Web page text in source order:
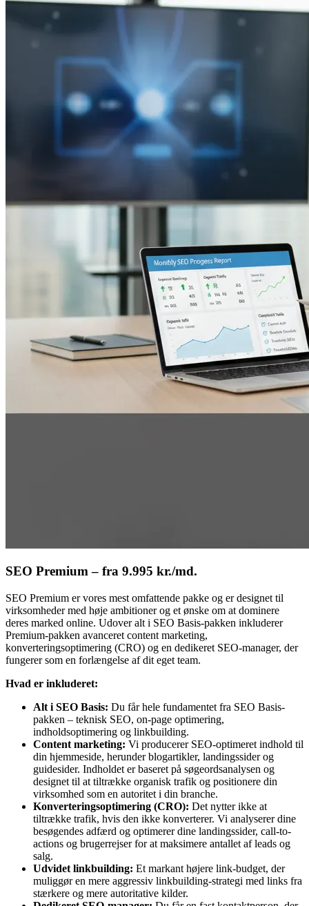
SEO Premium – fra 9.995 kr./md.
SEO Premium er vores mest omfattende pakke og er designet til
virksomheder med høje ambitioner og et ønske om at dominere
deres marked online. Udover alt i SEO Basis-pakken inkluderer
Premium-pakken avanceret content marketing,
konverteringsoptimering (CRO) og en dedikeret SEO-manager, der
fungerer som en forlængelse af dit eget team.
Hvad er inkluderet:
Alt i SEO Basis: Du får hele fundamentet fra SEO Basis-
pakken – teknisk SEO, on-page optimering,
indholdsoptimering og linkbuilding.
Content marketing: Vi producerer SEO-optimeret indhold til
din hjemmeside, herunder blogartikler, landingssider og
guidesider. Indholdet er baseret på søgeordsanalysen og
designet til at tiltrække organisk trafik og positionere din
virksomhed som en autoritet i din branche.
Konverteringsoptimering (CRO): Det nytter ikke at
tiltrække trafik, hvis den ikke konverterer. Vi analyserer dine
besøgendes adfærd og optimerer dine landingssider, call-to-
actions og brugerrejser for at maksimere antallet af leads og
salg.
Udvidet linkbuilding: Et markant højere link-budget, der
muliggør en mere aggressiv linkbuilding-strategi med links fra
stærkere og mere autoritative kilder.